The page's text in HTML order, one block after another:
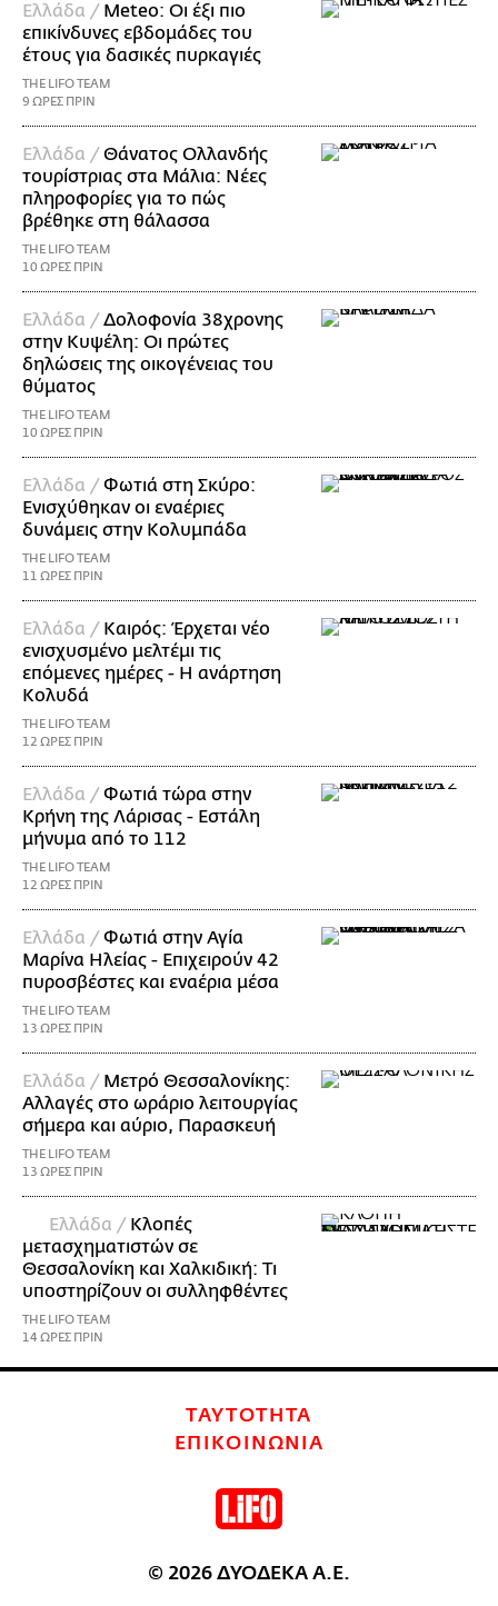
Ελλάδα / Meteo: Οι έξι πιο
επικίνδυνες εβδομάδες του
έτους για δασικές πυρκαγιές
THE LIFO TEAM
9 ΩΡΕΣ ΠΡΙΝ
Ελλάδα / Θάνατος Ολλανδής
τουρίστριας στα Μάλια: Νέες
πληροφορίες για το πώς
βρέθηκε στη θάλασσα
THE LIFO TEAM
10 ΩΡΕΣ ΠΡΙΝ
Ελλάδα / Δολοφονία 38χρονης
στην Κυψέλη: Οι πρώτες
δηλώσεις της οικογένειας του
θύματος
THE LIFO TEAM
10 ΩΡΕΣ ΠΡΙΝ
Ελλάδα / Φωτιά στη Σκύρο:
Ενισχύθηκαν οι εναέριες
δυνάμεις στην Κολυμπάδα
THE LIFO TEAM
11 ΩΡΕΣ ΠΡΙΝ
Ελλάδα / Καιρός: Έρχεται νέο
ενισχυσμένο μελτέμι τις
επόμενες ημέρες - Η ανάρτηση
Κολυδά
THE LIFO TEAM
12 ΩΡΕΣ ΠΡΙΝ
Ελλάδα / Φωτιά τώρα στην
Κρήνη της Λάρισας - Εστάλη
μήνυμα από το 112
THE LIFO TEAM
12 ΩΡΕΣ ΠΡΙΝ
Ελλάδα / Φωτιά στην Αγία
Μαρίνα Ηλείας - Επιχειρούν 42
πυροσβέστες και εναέρια μέσα
THE LIFO TEAM
13 ΩΡΕΣ ΠΡΙΝ
Ελλάδα / Μετρό Θεσσαλονίκης:
Αλλαγές στο ωράριο λειτουργίας
σήμερα και αύριο, Παρασκευή
THE LIFO TEAM
13 ΩΡΕΣ ΠΡΙΝ
Ελλάδα / Κλοπές
μετασχηματιστών σε
Θεσσαλονίκη και Χαλκιδική: Τι
υποστηρίζουν οι συλληφθέντες
THE LIFO TEAM
14 ΩΡΕΣ ΠΡΙΝ
ΤΑΥΤΟΤΗΤΑ
ΕΠΙΚΟΙΝΩΝΙΑ
© 2026 ΔΥΟΔΕΚΑ Α.Ε.